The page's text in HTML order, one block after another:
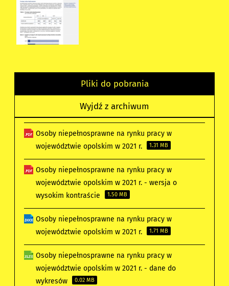
Pliki do pobrania
Wyjdź z archiwum
Osoby niepełnosprawne na rynku pracy w
województwie opolskim w 2021 r.
1.31 MB
Osoby niepełnosprawne na rynku pracy w
województwie opolskim w 2021 r. - wersja o
wysokim kontraście
1.50 MB
Osoby niepełnosprawne na rynku pracy w
województwie opolskim w 2021 r.
1.71 MB
Osoby niepełnosprawne na rynku pracy w
województwie opolskim w 2021 r. - dane do
wykresów
0.02 MB